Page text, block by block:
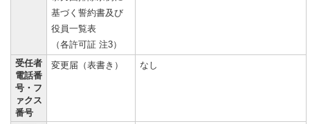
基づく誓約書及び
役員一覧表
（各許可証 注3）
受任者
電話番
号・フ
ァクス
番号
変更届（表書き） なし